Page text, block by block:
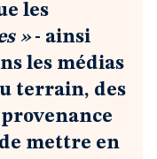
les
»- ainsi
les médias
terrain, des
mettre en